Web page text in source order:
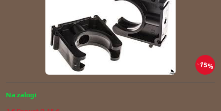
15%
Na zalogi